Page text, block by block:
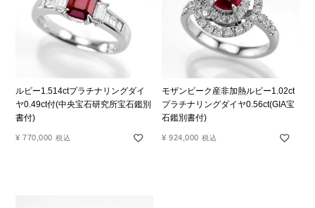
ルビー1.514ctプラチナリングダイ
ヤ0.49ct付(中央宝石研究所宝石鑑別
書付)
¥ 770,000 税込
モザンビーク産非加熱ルビー1.02ct
プラチナリングダイヤ0.56ct(GIA宝
石鑑別書付)
¥ 924,000 税込